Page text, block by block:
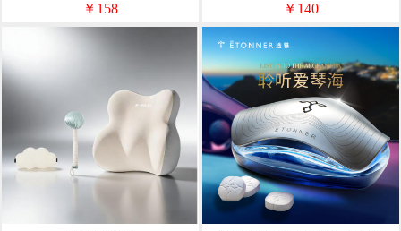
￥158 ￥140